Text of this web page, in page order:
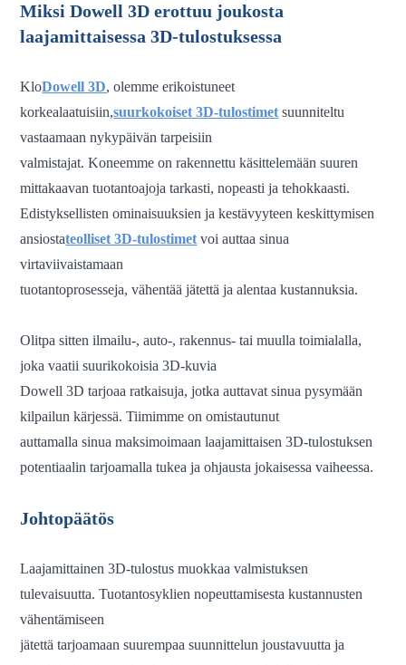
Miksi Dowell 3D erottuu joukosta
laajamittaisessa 3D-tulostuksessa
KloDowell 3D, olemme erikoistuneet
korkealaatuisiin,suurkokoiset 3D-tulostimet suunniteltu
vastaamaan nykypäivän tarpeisiin
valmistajat. Koneemme on rakennettu käsittelemään suuren
mittakaavan tuotantoajoja tarkasti, nopeasti ja tehokkaasti.
Edistyksellisten ominaisuuksien ja kestävyyteen keskittymisen
ansiostateolliset 3D-tulostimet voi auttaa sinua
virtaviivaistamaan
tuotantoprosesseja, vähentää jätettä ja alentaa kustannuksia.
Olitpa sitten ilmailu-, auto-, rakennus- tai muulla toimialalla,
joka vaatii suurikokoisia 3D-kuvia
Dowell 3D tarjoaa ratkaisuja, jotka auttavat sinua pysymään
kilpailun kärjessä. Tiimimme on omistautunut
auttamalla sinua maksimoimaan laajamittaisen 3D-tulostuksen
potentiaalin tarjoamalla tukea ja ohjausta jokaisessa vaiheessa.
Johtopäätös
Laajamittainen 3D-tulostus muokkaa valmistuksen
tulevaisuutta. Tuotantosyklien nopeuttamisesta kustannusten
vähentämiseen
jätettä tarjoamaan suurempaa suunnittelun joustavuutta ja